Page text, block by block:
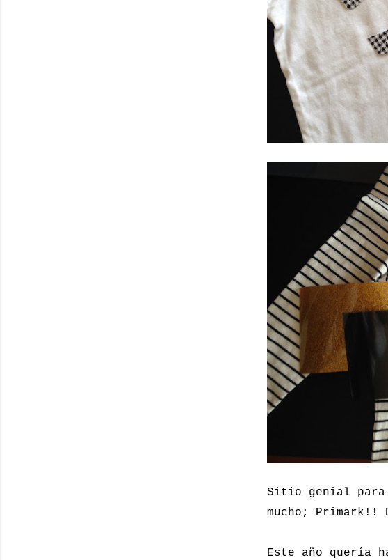
Sitio genial para
mucho; Primark!!
Este año quería